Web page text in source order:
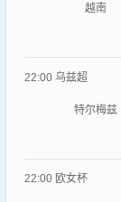
越南
22:00 乌兹超
特尔梅兹
22:00 欧女杯